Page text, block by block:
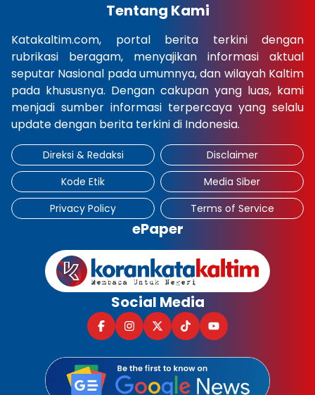
Tentang Kami
Katakaltim.com, portal berita terkini dengan
rubrikasi beragam, menyajikan informasi aktual
seputar Nasional pada umumnya, dan wilayah Kaltim
pada khususnya. Dengan cakupan yang luas, kami
menjadi sumber informasi terpercaya yang selalu
update dengan berita terkini di Indonesia.
Direksi & Redaksi
Disclaimer
Kode Etik
Media Siber
Privacy Policy
Terms of Service
ePaper
Social Media